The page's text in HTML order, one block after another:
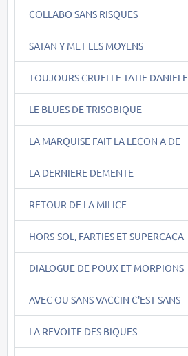
COLLABO SANS RISQUES
SATAN Y MET LES MOYENS
TOUJOURS CRUELLE TATIE DANIELE
LE BLUES DE TRISOBIQUE
LA MARQUISE FAIT LA LECON A DE
LA DERNIERE DEMENTE
RETOUR DE LA MILICE
HORS-SOL, FARTIES ET SUPERCACA
DIALOGUE DE POUX ET MORPIONS
AVEC OU SANS VACCIN C'EST SANS
LA REVOLTE DES BIQUES